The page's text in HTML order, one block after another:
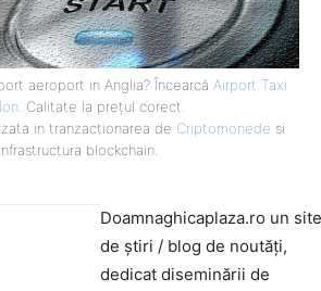
aeroport in Anglia? Încearcă Airport Taxi
. Calitate la prețul corect.
in tranzactionarea de Criptomonede si
infrastructura blockchain.
Doamnaghicaplaza.ro un site
de știri / blog de noutăți,
dedicat diseminării de